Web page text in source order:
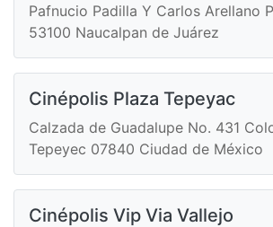
Pafnucio Padilla Y Carlos Arellano
53100 Naucalpan de Juárez
Cinépolis Plaza Tepeyac
Calzada de Guadalupe No. 431
Tepeyec 07840 Ciudad de México
Cinépolis Vip Via Vallejo